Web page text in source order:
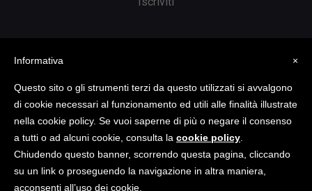
Copyright @ 2023 TATTICA S.R.L. | All rights
reserved | P.I. 05903351004
×
Informativa
Questo sito o gli strumenti terzi da questo utilizzati si avvalgono
di cookie necessari al funzionamento ed utili alle finalità illustrate
nella cookie policy. Se vuoi saperne di più o negare il consenso
a tutti o ad alcuni cookie, consulta la cookie policy
Chiudendo questo banner, scorrendo questa pagina, cliccando
su un link o proseguendo la navigazione in altra maniera,
acconsenti all’uso dei cookie.